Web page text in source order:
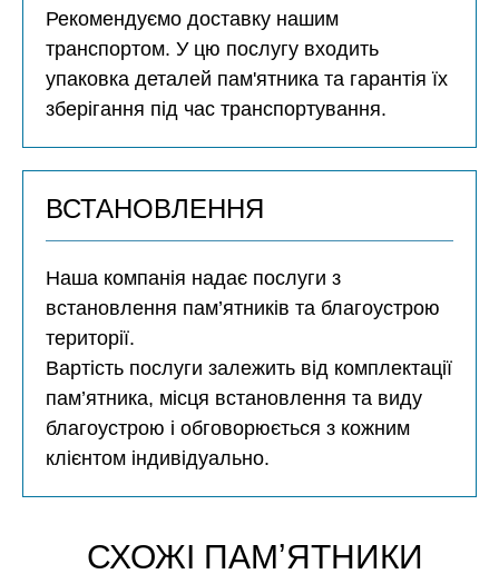
Рекомендуємо доставку нашим
транспортом. У цю послугу входить
упаковка деталей пам'ятника та гарантія їх
зберігання під час транспортування.
ВСТАНОВЛЕННЯ
Наша компанія надає послуги з
встановлення пам’ятників та благоустрою
території.
Вартість послуги залежить від комплектації
пам’ятника, місця встановлення та виду
благоустрою і обговорюється з кожним
клієнтом індивідуально.
СХОЖІ ПАМʼЯТНИКИ